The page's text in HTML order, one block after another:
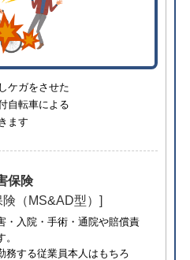
ケガをさせた
自転車による
ます
保険
（MS&AD型）]
・入院・手術・通院や賠償責
務する従業員本人はもちろ